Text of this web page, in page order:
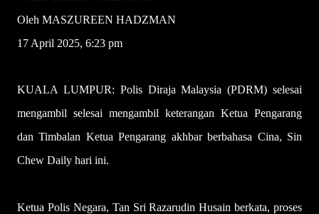
Oleh MASZUREEN HADZMAN
17 April 2025, 6:23 pm
KUALA LUMPUR: Polis Diraja Malaysia (PDRM) selesai
mengambil selesai mengambil keterangan Ketua Pengarang
dan Timbalan Ketua Pengarang akhbar berbahasa Cina, Sin
Chew Daily hari ini.
Ketua Polis Negara, Tan Sri Razarudin Husain berkata, proses